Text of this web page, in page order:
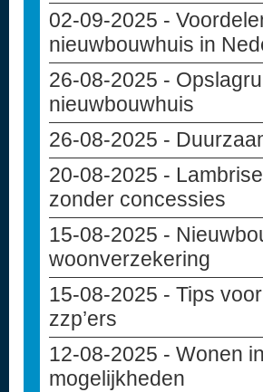
02-09-2025 -
nieuwbouwhuis in
26-08-2025 -
nieuwbouwhuis
26-08-2025 -
20-08-2025 -
zonder concessies
15-08-2025 -
woonverzekering
15-08-2025 - Tips
zzp’ers
12-08-2025 - Wonen
mogelijkheden